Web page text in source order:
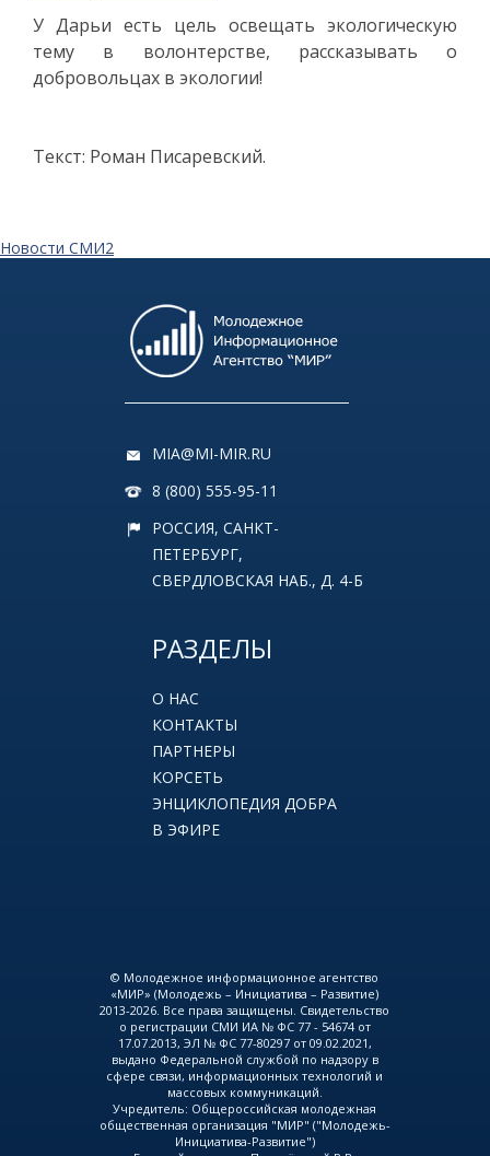
У Дарьи есть цель освещать экологическую
тему в волонтерстве, рассказывать о
добровольцах в экологии!
Текст: Роман Писаревский.
Новости СМИ2
MIA@MI-MIR.RU
8 (800) 555-95-11
РОССИЯ, САНКТ-
ПЕТЕРБУРГ,
СВЕРДЛОВСКАЯ НАБ., Д. 4-Б
РАЗДЕЛЫ
О НАС
КОНТАКТЫ
ПАРТНЕРЫ
КОРСЕТЬ
ЭНЦИКЛОПЕДИЯ ДОБРА
В ЭФИРЕ
© Молодежное информационное агентство
«МИР» (Молодежь – Инициатива – Развитие)
2013-2026. Все права защищены. Свидетельство
о регистрации СМИ ИА № ФС 77 - 54674 от
17.07.2013, ЭЛ № ФС 77-80297 от 09.02.2021,
выдано Федеральной службой по надзору в
сфере связи, информационных технологий и
массовых коммуникаций.
Учредитель: Общероссийская молодежная
общественная организация "МИР" ("Молодежь-
Инициатива-Развитие")